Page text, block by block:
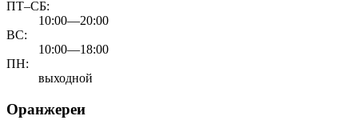
ПТ–СБ:
10:00—20:00
ВС:
10:00—18:00
ПН:
выходной
Оранжереи